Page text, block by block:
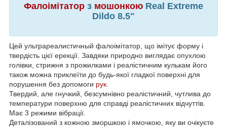
Фалоімітатор з мошонкою Real Extreme
Dildo 8.5"
Цей ультрареалистичный фалоімітатор, що імітує форму і
твердість цієї ерекції. Завдяки природно виглядає опухлою
голівки, стрижня з прожилками і реалістичним кулькам його
також можна приклеїти до будь-якої гладкої поверхні для
порушення без допомоги рук.
Твердий, але гнучкий, безсумнівно реалістичний, чутлива до
температури поверхню для справді реалістичних відчуттів.
Має 3 режими вібрації.
Деталізований з кожною зморшкою і ямочкою, яку ви очікуєте